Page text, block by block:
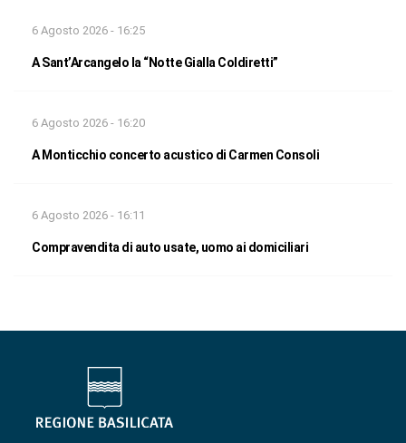
6 Agosto 2026 - 16:25
A Sant’Arcangelo la “Notte Gialla Coldiretti”
6 Agosto 2026 - 16:20
A Monticchio concerto acustico di Carmen Consoli
6 Agosto 2026 - 16:11
Compravendita di auto usate, uomo ai domiciliari